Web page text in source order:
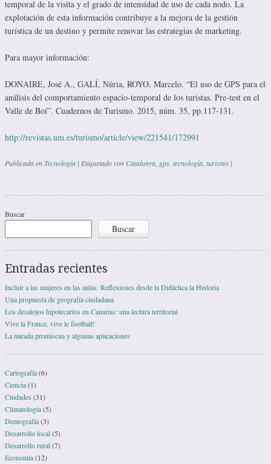
temporal de la visita y el grado de intensidad de uso de cada nodo. La
explotación de esta información contribuye a la mejora de la gestión
turística de un destino y permite renovar las estrategias de marketing.
Para mayor información:
DONAIRE, José A., GALÍ, Núria, ROYO, Marcelo. “El uso de GPS para el
análisis del comportamiento espacio-temporal de los turistas. Pre-test en el
Valle de Boí”. Cuadernos de Turismo. 2015, núm. 35, pp.117-131.
http://revistas.um.es/turismo/article/view/221541/172991
Publicada enTecnología | Etiquetado conCatalunya, gps, tecnología, turismo |
Navegación de entradas
Buscar
Buscar
Entradas recientes
Incluir a las mujeres en las aulas. Reflexiones desde la Didáctica la Historia
Una propuesta de geografía ciudadana
Los desalojos hipotecarios en Canarias: una lectura territorial
Vive la France, vive le football!
La mirada promiscua y algunas aplicaciones
Cartografía(6)
Ciencia(1)
Ciudades (31)
Climatología(5)
Demografía(3)
Desarrollo local(5)
Desarrollo rural(7)
Economía(12)